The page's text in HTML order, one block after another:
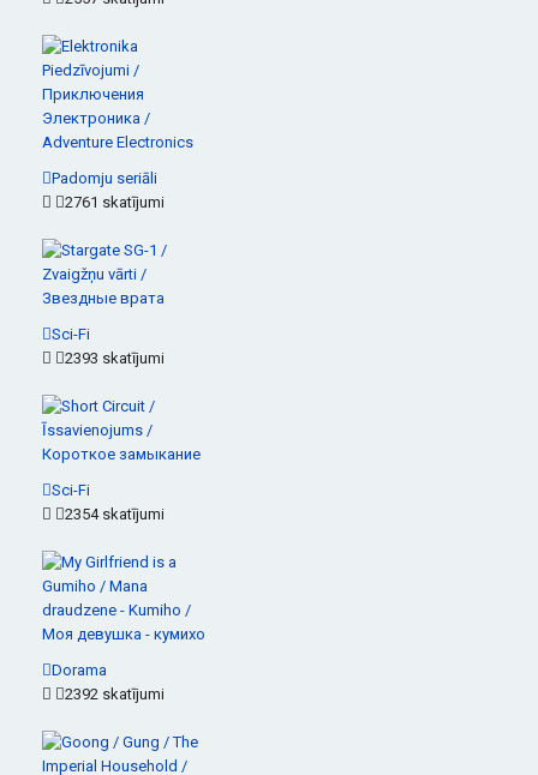
Padomju seriāli
2761 skatījumi
Sci-Fi
2393 skatījumi
Sci-Fi
2354 skatījumi
Dorama
2392 skatījumi